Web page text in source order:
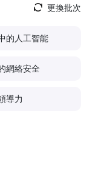
更換批次
的人工智能
網絡安全
導力